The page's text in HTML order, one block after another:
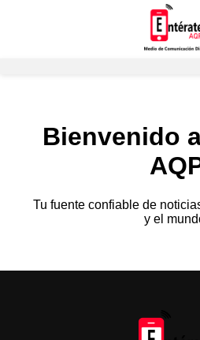
Bienvenido
Tu fuente confiable de
y el